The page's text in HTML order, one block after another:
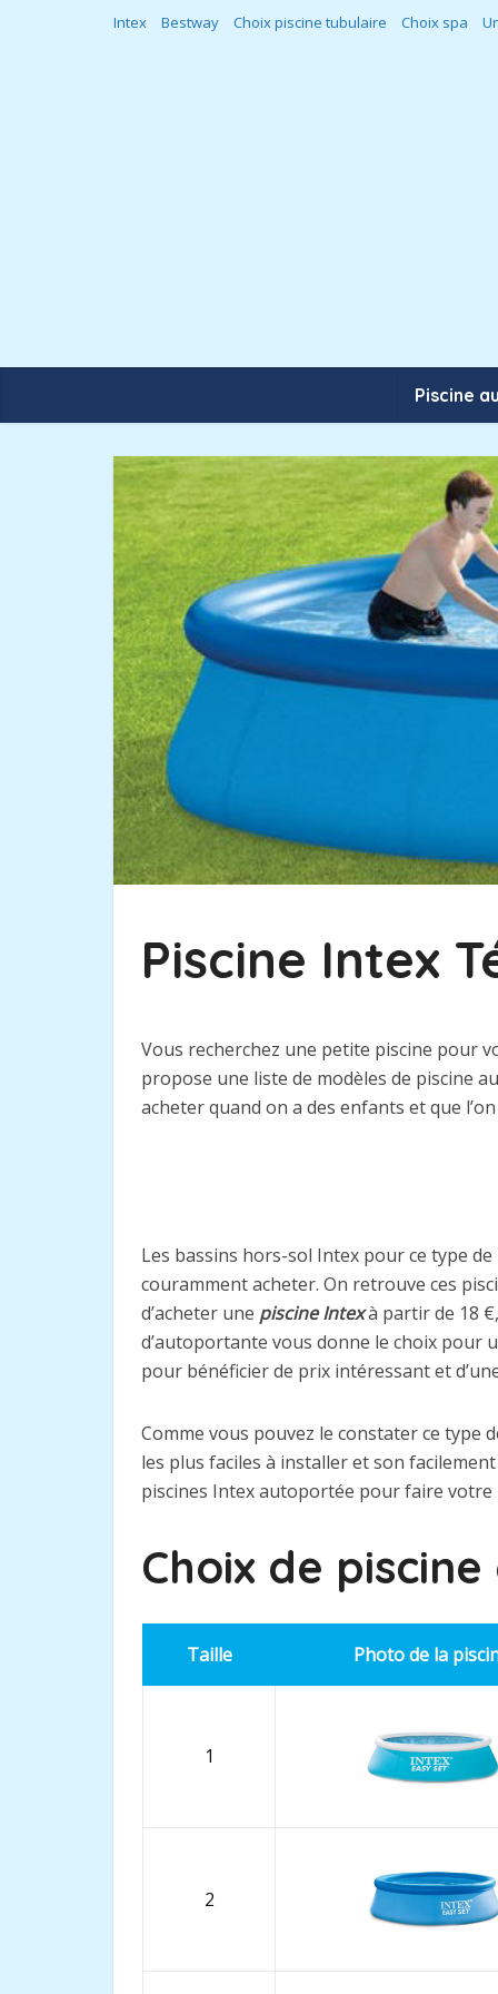
Intex Bestway Choix piscine tubulaire Choix spa
Piscine
Piscine Intex
Vous recherchez une petite piscine pour
propose une liste de modèles de piscine
acheter quand on a des enfants et que
Les bassins hors-sol Intex pour ce type
couramment acheter. On retrouve ces
d’acheter une piscine Intexà partir de 18
d’autoportante vous donne le choix pour
pour bénéficier de prix intéressant et
Comme vous pouvez le constater ce type
les plus faciles à installer et son
piscines Intex autoportée pour faire votre
Choix de
Taille Photo de la
1
2